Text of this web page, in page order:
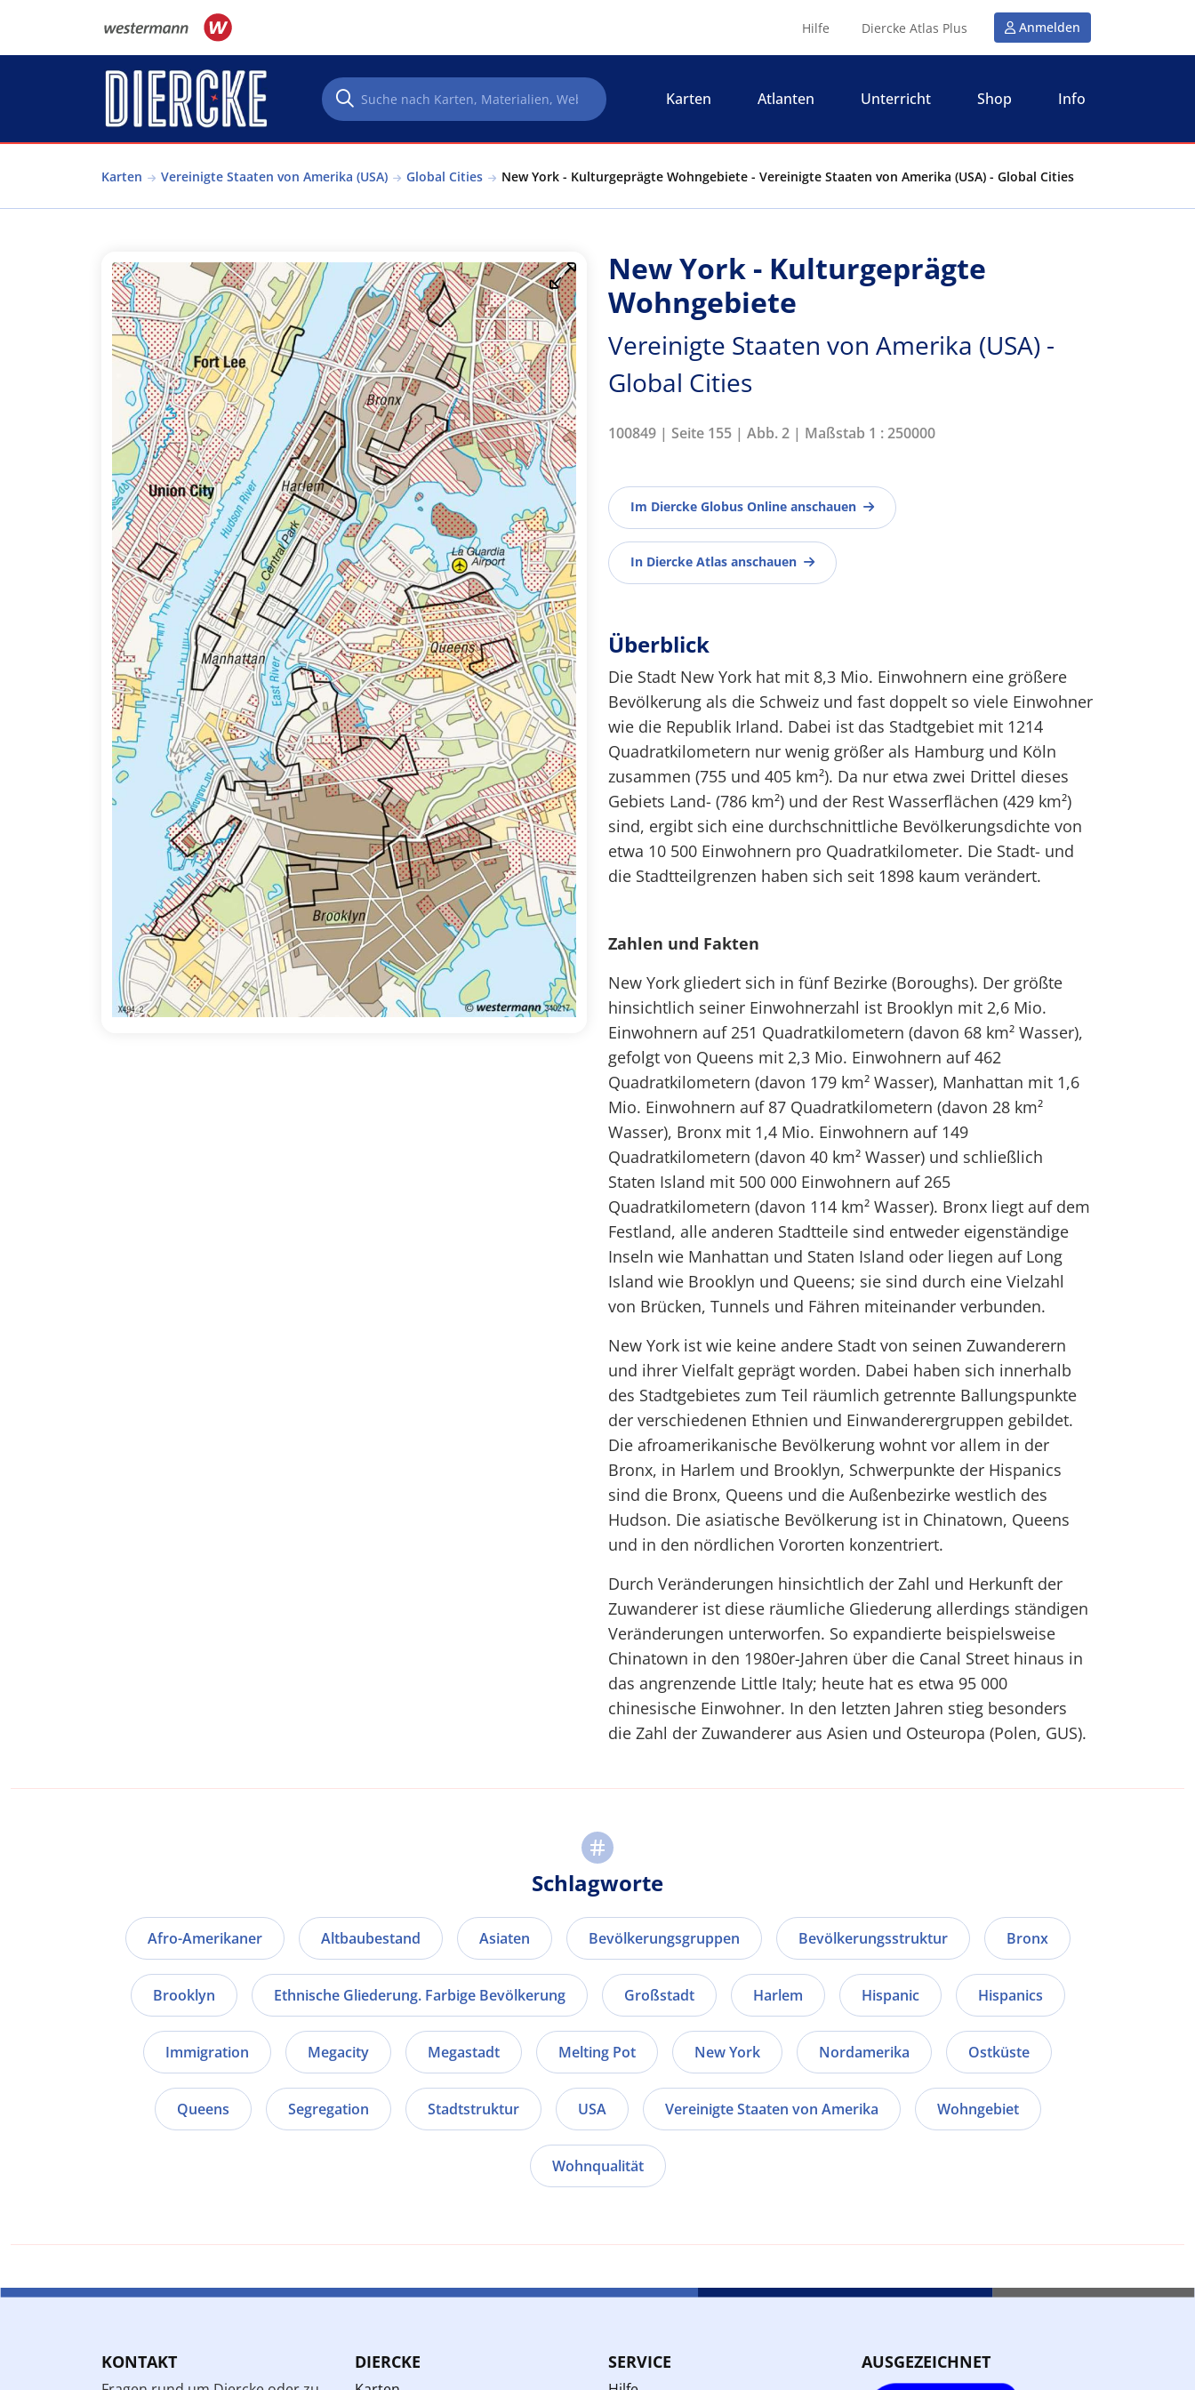
Hilfe Diercke Atlas Plus Anmelden
Karten Atlanten Unterricht Shop Info
Karten Vereinigte Staaten von Amerika (USA) Global Cities New York - Kulturgeprägte Wohngebiete - Vereinigte Staaten von Amerika (USA) - Global Cities
New York - Kulturgeprägte
Wohngebiete
Vereinigte Staaten von Amerika (USA) -
Global Cities
100849 | Seite 155 | Abb. 2 | Maßstab 1 : 250000
Im Diercke Globus Online anschauen
In Diercke Atlas anschauen
Überblick
Die Stadt New York hat mit 8,3 Mio. Einwohnern eine größere
Bevölkerung als die Schweiz und fast doppelt so viele Einwohner
wie die Republik Irland. Dabei ist das Stadtgebiet mit 1214
Quadratkilometern nur wenig größer als Hamburg und Köln
zusammen (755 und 405 km²). Da nur etwa zwei Drittel dieses
Gebiets Land- (786 km²) und der Rest Wasserflächen (429 km²)
sind, ergibt sich eine durchschnittliche Bevölkerungsdichte von
etwa 10 500 Einwohnern pro Quadratkilometer. Die Stadt- und
die Stadtteilgrenzen haben sich seit 1898 kaum verändert.
Zahlen und Fakten
New York gliedert sich in fünf Bezirke (Boroughs). Der größte
hinsichtlich seiner Einwohnerzahl ist Brooklyn mit 2,6 Mio.
Einwohnern auf 251 Quadratkilometern (davon 68 km² Wasser),
gefolgt von Queens mit 2,3 Mio. Einwohnern auf 462
Quadratkilometern (davon 179 km² Wasser), Manhattan mit 1,6
Mio. Einwohnern auf 87 Quadratkilometern (davon 28 km²
Wasser), Bronx mit 1,4 Mio. Einwohnern auf 149
Quadratkilometern (davon 40 km² Wasser) und schließlich
Staten Island mit 500 000 Einwohnern auf 265
Quadratkilometern (davon 114 km² Wasser). Bronx liegt auf dem
Festland, alle anderen Stadtteile sind entweder eigenständige
Inseln wie Manhattan und Staten Island oder liegen auf Long
Island wie Brooklyn und Queens; sie sind durch eine Vielzahl
von Brücken, Tunnels und Fähren miteinander verbunden.
New York ist wie keine andere Stadt von seinen Zuwanderern
und ihrer Vielfalt geprägt worden. Dabei haben sich innerhalb
des Stadtgebietes zum Teil räumlich getrennte Ballungspunkte
der verschiedenen Ethnien und Einwanderergruppen gebildet.
Die afroamerikanische Bevölkerung wohnt vor allem in der
Bronx, in Harlem und Brooklyn, Schwerpunkte der Hispanics
sind die Bronx, Queens und die Außenbezirke westlich des
Hudson. Die asiatische Bevölkerung ist in Chinatown, Queens
und in den nördlichen Vororten konzentriert.
Durch Veränderungen hinsichtlich der Zahl und Herkunft der
Zuwanderer ist diese räumliche Gliederung allerdings ständigen
Veränderungen unterworfen. So expandierte beispielsweise
Chinatown in den 1980er-Jahren über die Canal Street hinaus in
das angrenzende Little Italy; heute hat es etwa 95 000
chinesische Einwohner. In den letzten Jahren stieg besonders
die Zahl der Zuwanderer aus Asien und Osteuropa (Polen, GUS).
Schlagworte
Afro-Amerikaner Altbaubestand Asiaten Bevölkerungsgruppen Bevölkerungsstruktur Bronx
Brooklyn Ethnische Gliederung. Farbige Bevölkerung Großstadt Harlem Hispanic Hispanics
Immigration Megacity Megastadt Melting Pot New York Nordamerika Ostküste
Queens Segregation Stadtstruktur USA Vereinigte Staaten von Amerika Wohngebiet
Wohnqualität
KONTAKT DIERCKE SERVICE AUSGEZEICHNET